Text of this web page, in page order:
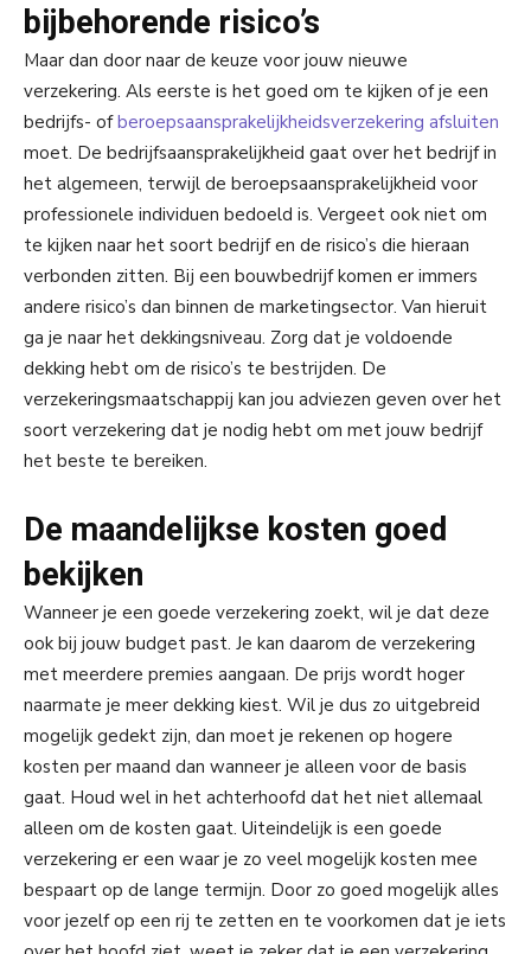
bijbehorende risico’s
Maar dan door naar de keuze voor jouw nieuwe
verzekering. Als eerste is het goed om te kijken of je een
bedrijfs- ofberoepsaansprakelijkheidsverzekering afsluiten
moet. De bedrijfsaansprakelijkheid gaat over het bedrijf in
het algemeen, terwijl de beroepsaansprakelijkheid voor
professionele individuen bedoeld is. Vergeet ook niet om
te kijken naar het soort bedrijf en de risico’s die hieraan
verbonden zitten. Bij een bouwbedrijf komen er immers
andere risico’s dan binnen de marketingsector. Van hieruit
ga je naar het dekkingsniveau. Zorg dat je voldoende
dekking hebt om de risico’s te bestrijden. De
verzekeringsmaatschappij kan jou adviezen geven over het
soort verzekering dat je nodig hebt om met jouw bedrijf
het beste te bereiken.
De maandelijkse kosten goed
bekijken
Wanneer je een goede verzekering zoekt, wil je dat deze
ook bij jouw budget past. Je kan daarom de verzekering
met meerdere premies aangaan. De prijs wordt hoger
naarmate je meer dekking kiest. Wil je dus zo uitgebreid
mogelijk gedekt zijn, dan moet je rekenen op hogere
kosten per maand dan wanneer je alleen voor de basis
gaat. Houd wel in het achterhoofd dat het niet allemaal
alleen om de kosten gaat. Uiteindelijk is een goede
verzekering er een waar je zo veel mogelijk kosten mee
bespaart op de lange termijn. Door zo goed mogelijk alles
voor jezelf op een rij te zetten en te voorkomen dat je iets